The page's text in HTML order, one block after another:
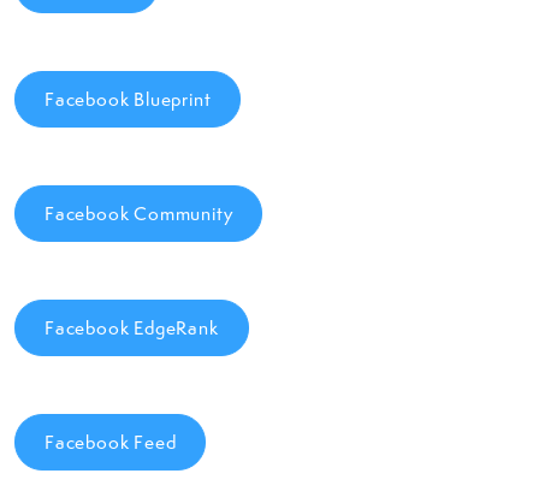
Facebook Blueprint
Facebook Community
Facebook EdgeRank
Facebook Feed